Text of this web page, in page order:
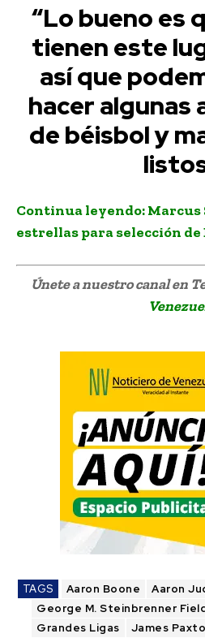
“Lo bueno es
tienen este
así que
hacer algunas
de béisbol y
Continua leyendo:Marcus
estrellas para selección de
Únete a nuestro canal en
TAGS Aaron Boone Aaron
George M. Steinbrenner
Grandes Ligas
James